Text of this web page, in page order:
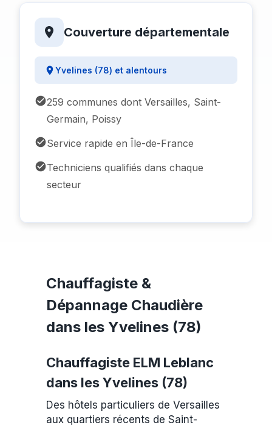
Couverture départementale
Yvelines (78) et alentours
259 communes dont Versailles, Saint-
Germain, Poissy
Service rapide en Île-de-France
Techniciens qualifiés dans chaque
secteur
Chauffagiste &
Dépannage Chaudière
dans les Yvelines (78)
Chauffagiste ELM Leblanc
dans les Yvelines (78)
Des hôtels particuliers de Versailles
aux quartiers récents de Saint-